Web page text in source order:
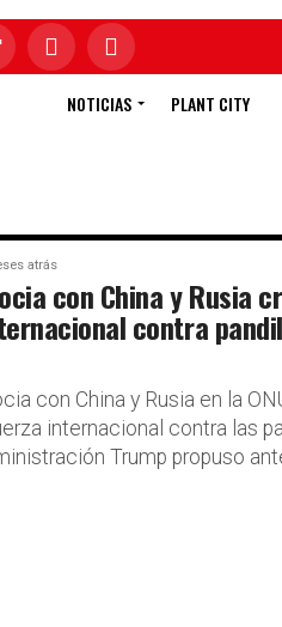
NOTICIAS PLANT CITY
atrás
con China y Rusia
contra
con China y Rusia en la
internacional contra las
Trump propuso